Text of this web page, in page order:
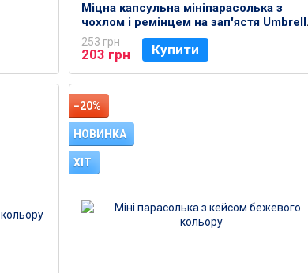
Міцна капсульна мініпарасолька з
чохлом і ремінцем на зап'ястя
HA-75, в асортименті
253 грн
203 грн Купити
−20%
НОВИНКА
ХІТ